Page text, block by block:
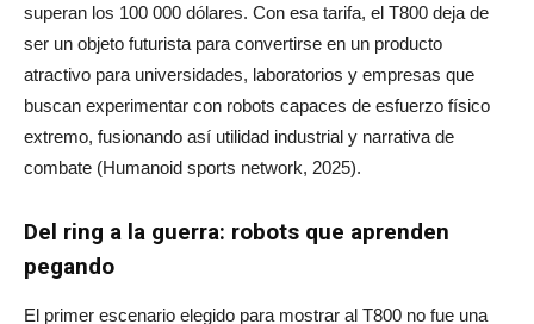
superan los 100 000 dólares. Con esa tarifa, el T800 deja de
ser un objeto futurista para convertirse en un producto
atractivo para universidades, laboratorios y empresas que
buscan experimentar con robots capaces de esfuerzo físico
extremo, fusionando así utilidad industrial y narrativa de
combate (Humanoid sports network, 2025).
Del ring a la guerra: robots que aprenden
pegando
El primer escenario elegido para mostrar al T800 no fue una